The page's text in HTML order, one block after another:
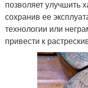
позволяет улучшить
сохранив ее
технологии или
привести к